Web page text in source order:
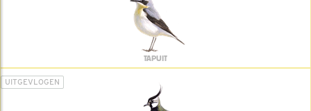
TAPUIT
UITGEVLOGEN